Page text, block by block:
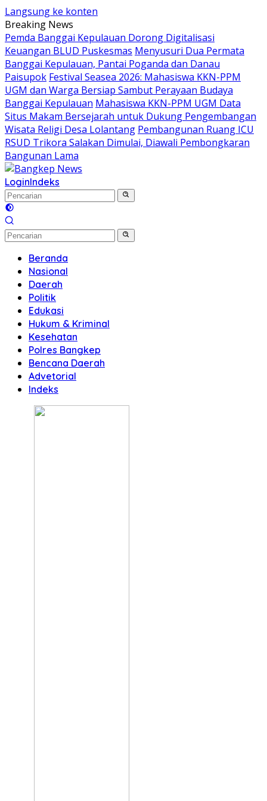
Langsung ke konten
Breaking News
Pemda Banggai Kepulauan Dorong Digitalisasi
Keuangan BLUD Puskesmas Menyusuri Dua Permata
Banggai Kepulauan, Pantai Poganda dan Danau
Paisupok Festival Seasea 2026: Mahasiswa KKN-PPM
UGM dan Warga Bersiap Sambut Perayaan Budaya
Banggai Kepulauan Mahasiswa KKN-PPM UGM Data
Situs Makam Bersejarah untuk Dukung Pengembangan
Wisata Religi Desa Lolantang Pembangunan Ruang ICU
RSUD Trikora Salakan Dimulai, Diawali Pembongkaran
Bangunan Lama
LoginIndeks
Beranda
Nasional
Daerah
Politik
Edukasi
Hukum & Kriminal
Kesehatan
Polres Bangkep
Bencana Daerah
Advetorial
Indeks